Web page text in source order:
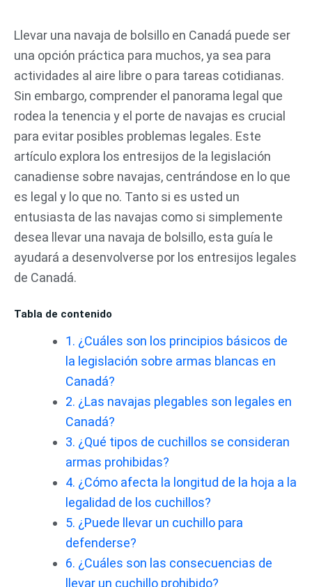
contenido
Llevar una navaja de bolsillo en Canadá puede ser
una opción práctica para muchos, ya sea para
actividades al aire libre o para tareas cotidianas.
Sin embargo, comprender el panorama legal que
rodea la tenencia y el porte de navajas es crucial
para evitar posibles problemas legales. Este
artículo explora los entresijos de la legislación
canadiense sobre navajas, centrándose en lo que
es legal y lo que no. Tanto si es usted un
entusiasta de las navajas como si simplemente
desea llevar una navaja de bolsillo, esta guía le
ayudará a desenvolverse por los entresijos legales
de Canadá.
Tabla de contenido
1. ¿Cuáles son los principios básicos de
la legislación sobre armas blancas en
Canadá?
2. ¿Las navajas plegables son legales en
Canadá?
3. ¿Qué tipos de cuchillos se consideran
armas prohibidas?
4. ¿Cómo afecta la longitud de la hoja a la
legalidad de los cuchillos?
5. ¿Puede llevar un cuchillo para
defenderse?
6. ¿Cuáles son las consecuencias de
llevar un cuchillo prohibido?